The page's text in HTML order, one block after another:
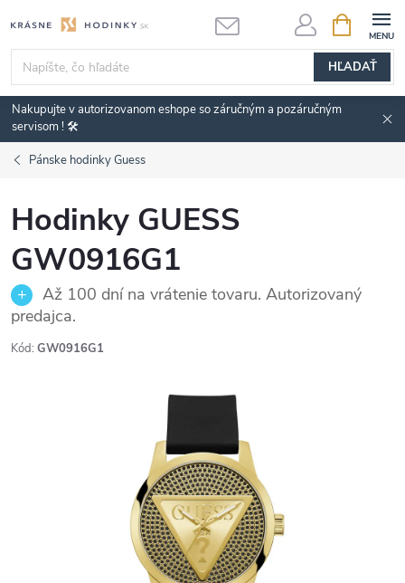
na
obsah
HĽADAŤ
KOŠÍK
Nakupujte v autorizovanom eshope so záručným a pozáručným
servisom ! 🛠️
Pánske hodinky Guess
Hodinky GUESS
GW0916G1
Až 100 dní na vrátenie tovaru. Autorizovaný
predajca.
Kód: GW0916G1